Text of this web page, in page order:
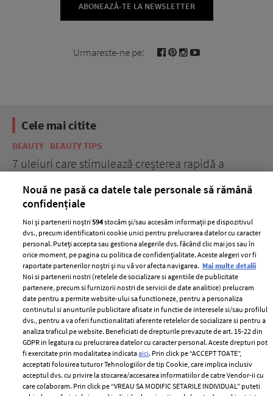
ABONEAZĂ-TE LA NEWSLETTER
Urmareste-ne pe:
Cele mai citite
BEAUTY BEAUTY TIPS
7 uleiuri care stimulează creșterea rapidă a
ELLE Style Awards
2024
Despre ELLE
Romania
Contact
Abonamente
Termeni si conditii
Politica de
confidențialitate
Politica de cookies
Publicitate
Nouă ne pasă ca datele tale personale să rămână
confidențiale
Noi și partenerii noștri594stocăm și/sau accesăm informații pe dispozitivul
dvs., precum identificatorii cookie unici pentru prelucrarea datelor cu caracter
personal. Puteți accepta sau gestiona alegerile dvs. făcând clic mai jos sau în
orice moment, pe pagina cu politica de confidențialitate. Aceste alegeri vor fi
raportate partenerilor noștri și nu vă vor afecta navigarea. Mai multe detalii
Noi si partenerii nostri (retelele de socializare si agentiile de publicitate
partenere, precum si furnizorii nostri de servicii de date analitice) prelucram
date pentru a permite website-ului sa functioneze, pentru a personaliza
continutul si anunturile publicitare afisate in functie de interesele si/sau profilul
dvs., pentru a va oferi functionalitati aferente retelelor de socializare si pentru a
analiza traficul pe website. Beneficiati de drepturile prevazute de art. 15-22 din
GDPR in legatura cu prelucrarea datelor cu caracter personal. Aceste drepturi pot
fi exercitate prin modalitatea indicataaici. Prin click pe “ACCEPT TOATE”,
acceptati folosirea tuturor Tehnologiilor de tip Cookie, care implica inclusiv
acceptul dvs. cu privire la stocarea/accesarea informatiilor de catre Vendor-ii cu
care colaboram. Prin click pe “VREAU SA MODIFIC SETARILE INDIVIDUAL” puteti